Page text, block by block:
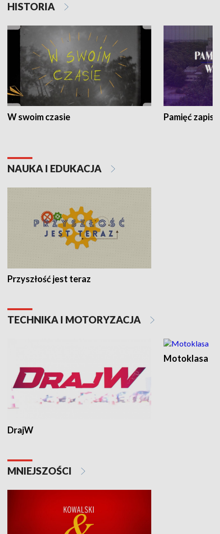
HISTORIA
W swoim czasie Pamięć
NAUKA I EDUKACJA
Przyszłość jest teraz
TECHNIKA I MOTORYZACJA
DrajW
Motoklasa
MNIEJSZOŚCI